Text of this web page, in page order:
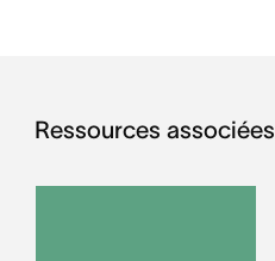
Ressources associées